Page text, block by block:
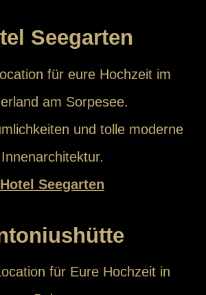
Seegarten
für eure Hochzeit im
am Sorpesee.
und tolle moderne
Innenarchitektur.
Hotel Seegarten
für Eure Hochzeit in